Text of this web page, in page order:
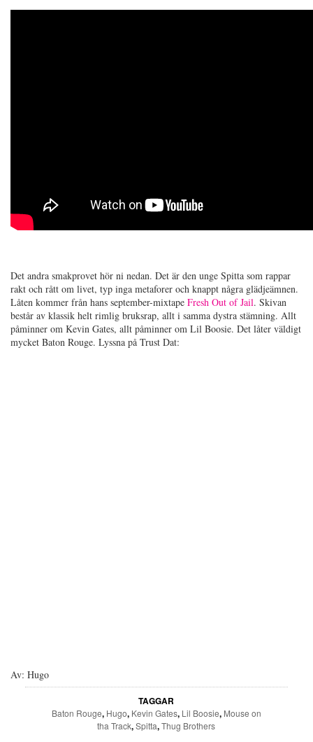
Det andra smakprovet hör ni nedan. Det är den unge Spitta som rappar
rakt och rått om livet, typ inga metaforer och knappt några glädjeämnen.
Låten kommer från hans september-mixtape Fresh Out of Jail. Skivan
består av klassik helt rimlig bruksrap, allt i samma dystra stämning. Allt
påminner om Kevin Gates, allt påminner om Lil Boosie. Det låter väldigt
mycket Baton Rouge. Lyssna på Trust Dat:
Av: Hugo
TAGGAR
Baton Rouge, Hugo, Kevin Gates, Lil Boosie, Mouse on
tha Track,Spitta,Thug Brothers